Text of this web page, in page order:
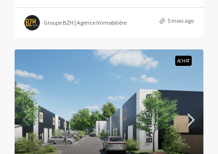
Groupe BZH | Agence Immobilière 5 mois ago
ACHAT